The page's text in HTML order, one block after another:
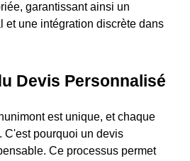
garantissant ainsi un
et une intégration discrète dans
Devis Personnalisé
est unique, et chaque
C'est pourquoi un devis
Ce processus permet